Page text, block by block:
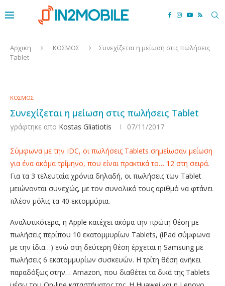
Αρχικη ΚΟΣΜΟΣ
Συνεχίζεται η μείωση στις πωλήσεις
Tablet
ΚΟΣΜΟΣ
Συνεχίζεται η μείωση στις πωλήσεις Tablet
γράφτηκε απο Kostas Gliatiotis 07/11/2017
Σύμφωνα με την IDC, οι πωλήσεις Tablets σημείωσαν μείωση
για ένα ακόμα τρίμηνο, που είναι πρακτικά το… 12 στη σειρά.
Για τα 3 τελευταία χρόνια δηλαδή, οι πωλήσεις των Tablet
μειώνονται συνεχώς, με τον συνολικό τους αριθμό να φτάνει
πλέον μόλις τα 40 εκτομμύρια.
Αναλυτικότερα, η Apple κατέχει ακόμα την πρώτη θέση με
πωλήσεις περίπου 10 εκατομμυρίων Tablets, (iPad σύμφωνα
με την ίδια…) ενώ στη δεύτερη θέση έρχεται η Samsung με
πωλήσεις 6 εκατομμυρίων συσκευών. Η τρίτη θέση ανήκει
παραδόξως στην… Amazon, που διαθέτει τα δικά της Tablets